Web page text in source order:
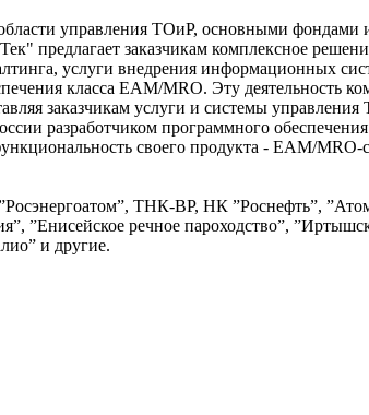
управления ТОиР, основными фондами
предлагает заказчикам комплексное
услуги внедрения информационных
класса EAM/MRO. Эту деятельность
заказчикам услуги и системы
разработчиком программного обеспечения
своего продукта - EAM/MRO-
ТНК-BP, НК ”Роснефть”,
”Енисейское речное пароходство”,
и другие.